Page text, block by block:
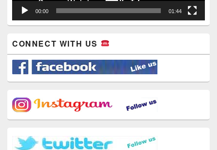
00:00 01:44
CONNECT WITH US